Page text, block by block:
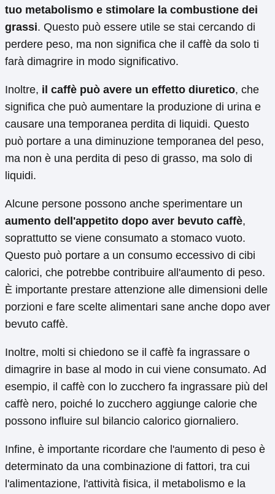
tuo metabolismo e stimolare la combustione dei
grassi. Questo può essere utile se stai cercando di
perdere peso, ma non significa che il caffè da solo ti
farà dimagrire in modo significativo.
Inoltre, il caffè può avere un effetto diuretico, che
significa che può aumentare la produzione di urina e
causare una temporanea perdita di liquidi. Questo
può portare a una diminuzione temporanea del peso,
ma non è una perdita di peso di grasso, ma solo di
liquidi.
Alcune persone possono anche sperimentare un
aumento dell'appetito dopo aver bevuto caffè,
soprattutto se viene consumato a stomaco vuoto.
Questo può portare a un consumo eccessivo di cibi
calorici, che potrebbe contribuire all'aumento di peso.
È importante prestare attenzione alle dimensioni delle
porzioni e fare scelte alimentari sane anche dopo aver
bevuto caffè.
Inoltre, molti si chiedono se il caffè fa ingrassare o
dimagrire in base al modo in cui viene consumato. Ad
esempio, il caffè con lo zucchero fa ingrassare più del
caffè nero, poiché lo zucchero aggiunge calorie che
possono influire sul bilancio calorico giornaliero.
Infine, è importante ricordare che l'aumento di peso è
determinato da una combinazione di fattori, tra cui
l'alimentazione, l'attività fisica, il metabolismo e la